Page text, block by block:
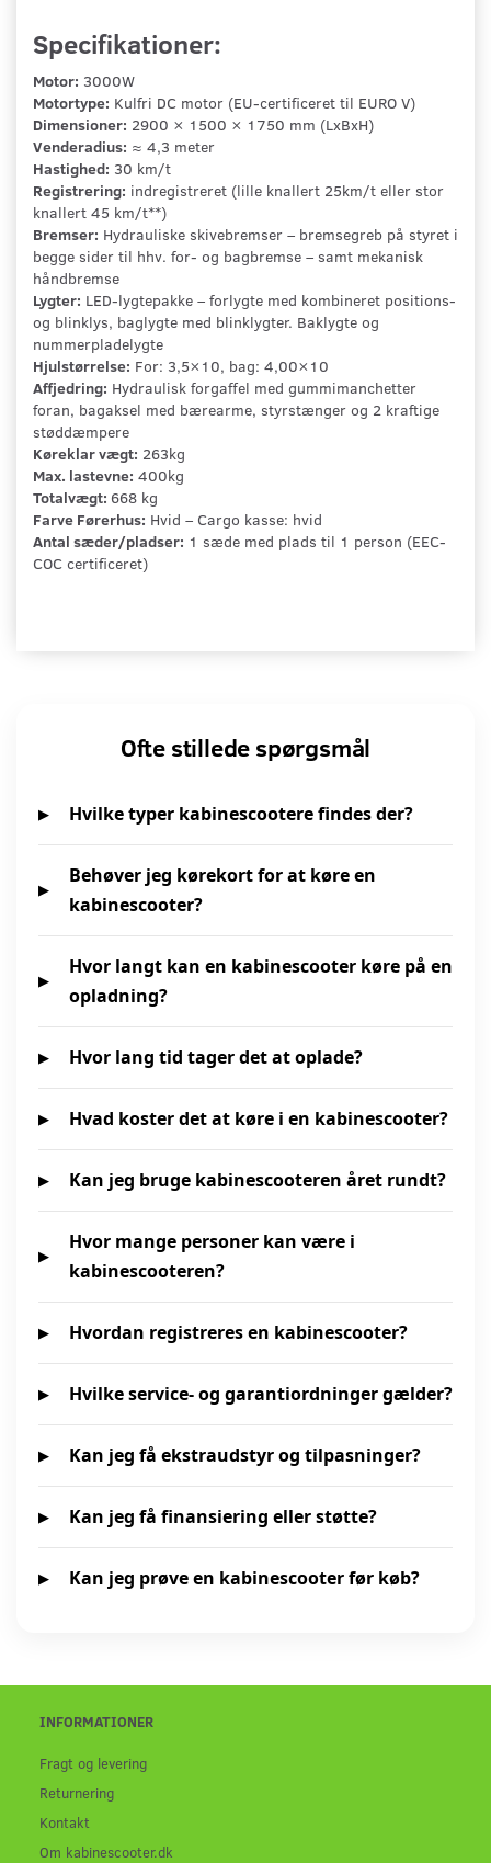
Specifikationer:
Motor: 3000W
Motortype: Kulfri DC motor (EU-certificeret til EURO V)
Dimensioner: 2900 × 1500 × 1750 mm (LxBxH)
Venderadius: ≈ 4,3 meter
Hastighed: 30 km/t
Registrering: indregistreret (lille knallert 25km/t eller stor
knallert 45 km/t**)
Bremser: Hydrauliske skivebremser – bremsegreb på styret i
begge sider til hhv. for- og bagbremse – samt mekanisk
håndbremse
Lygter: LED-lygtepakke – forlygte med kombineret positions-
og blinklys, baglygte med blinklygter. Baklygte og
nummerpladelygte
Hjulstørrelse: For: 3,5×10, bag: 4,00×10
Affjedring: Hydraulisk forgaffel med gummimanchetter
foran, bagaksel med bærearme, styrstænger og 2 kraftige
støddæmpere
Køreklar vægt: 263kg
Max. lastevne: 400kg
Totalvægt: 668 kg
Farve Førerhus: Hvid – Cargo kasse: hvid
Antal sæder/pladser: 1 sæde med plads til 1 person (EEC-
COC certificeret)
Ofte stillede spørgsmål
Hvilke typer kabinescootere findes der?
Behøver jeg kørekort for at køre en
kabinescooter?
Hvor langt kan en kabinescooter køre på en
opladning?
Hvor lang tid tager det at oplade?
Hvad koster det at køre i en kabinescooter?
Kan jeg bruge kabinescooteren året rundt?
Hvor mange personer kan være i
kabinescooteren?
Hvordan registreres en kabinescooter?
Hvilke service- og garantiordninger gælder?
Kan jeg få ekstraudstyr og tilpasninger?
Kan jeg få finansiering eller støtte?
Kan jeg prøve en kabinescooter før køb?
INFORMATIONER
Fragt og levering
Returnering
Kontakt
Om kabinescooter.dk